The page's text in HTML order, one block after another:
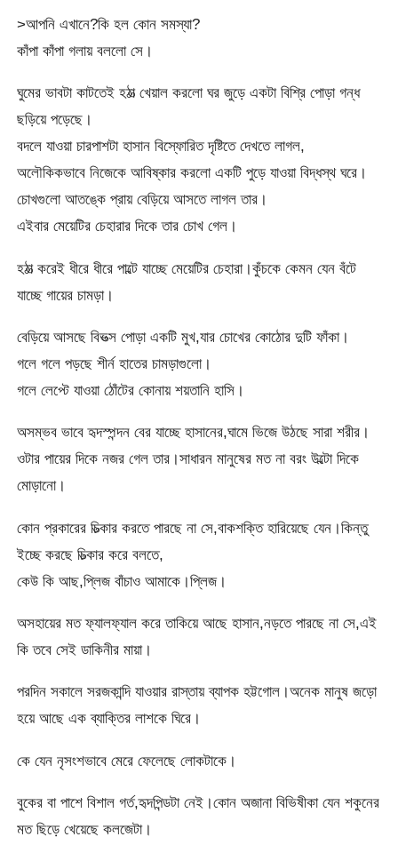
>আপনি এখানে?কি হল কোন সমস্যা?
কাঁপা কাঁপা গলায় বললো সে।
ঘুমের ভাবটা কাটতেই হঠাত্‍ খেয়াল করলো ঘর জুড়ে একটা বিশ্রি পোড়া গন্ধ
ছড়িয়ে পড়েছে।
বদলে যাওয়া চারপাশটা হাসান বিস্ফোরিত দৃষ্টিতে দেখতে লাগল,
অলৌকিকভাবে নিজেকে আবিষ্কার করলো একটি পুড়ে যাওয়া বিদ্ধস্থ ঘরে।
চোখগুলো আতঙ্কে প্রায় বেড়িয়ে আসতে লাগল তার।
এইবার মেয়েটির চেহারার দিকে তার চোখ গেল।
হঠাত্‍ করেই ধীরে ধীরে পাল্টে যাচ্ছে মেয়েটির চেহারা।কুঁচকে কেমন যেন বঁটে
যাচ্ছে গায়ের চামড়া।
বেড়িয়ে আসছে বিভত্‍স পোড়া একটি মুখ,যার চোখের কোঠোর দুটি ফাঁকা।
গলে গলে পড়ছে শীর্ন হাতের চামড়াগুলো।
গলে লেপ্টে যাওয়া ঠোঁটের কোনায় শয়তানি হাসি।
অসম্ভব ভাবে হৃদস্পন্দন বের যাচ্ছে হাসানের,ঘামে ভিজে উঠছে সারা শরীর।
ওটার পায়ের দিকে নজর গেল তার।সাধারন মানুষের মত না বরং উল্টো দিকে
মোড়ানো।
কোন প্রকারের চিত্‍কার করতে পারছে না সে,বাকশক্তি হারিয়েছে যেন।কিন্তু
ইচ্ছে করছে চিত্‍কার করে বলতে,
কেউ কি আছ,প্লিজ বাঁচাও আমাকে।প্লিজ।
অসহায়ের মত ফ্যালফ্যাল করে তাকিয়ে আছে হাসান,নড়তে পারছে না সে,এই
কি তবে সেই ডাকিনীর মায়া।
পরদিন সকালে সরজকান্দি যাওয়ার রাস্তায় ব্যাপক হট্টগোল।অনেক মানুষ জড়ো
হয়ে আছে এক ব্যাক্তির লাশকে ঘিরে।
কে যেন নৃসংশভাবে মেরে ফেলেছে লোকটাকে।
বুকের বা পাশে বিশাল গর্ত,হৃদপিন্ডটা নেই।কোন অজানা বিভিষীকা যেন শকুনের
মত ছিড়ে খেয়েছে কলজেটা।